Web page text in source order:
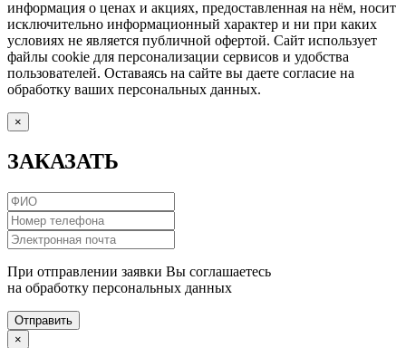
информация о ценах и акциях, предоставленная на нём, носит
исключительно информационный характер и ни при каких
условиях не является публичной офертой. Сайт использует
файлы cookie для персонализации сервисов и удобства
пользователей. Оставаясь на сайте вы даете согласие на
обработку ваших персональных данных.
×
ЗАКАЗАТЬ
При отправлении заявки Вы соглашаетесь
на обработку персональных данных
Отправить
×